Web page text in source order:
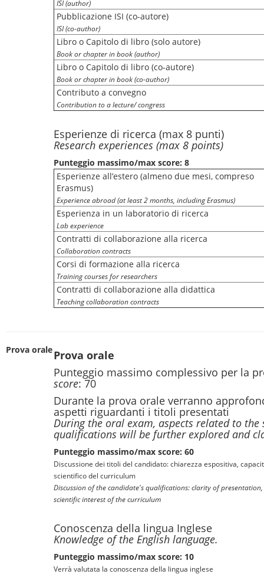
ISI (author)
Pubblicazione ISI (co-autore)
ISI (co-author)
Libro o Capitolo di libro (solo autore)
Book or chapter in book (author)
Libro o Capitolo di libro (co-autore)
Book or chapter in book (co-author)
Contributo a convegno
Contribution to a lecture/ congress
Esperienze di ricerca (max 8 punti)
Research experiences (max 8 points)
Punteggio massimo/max score: 8
Esperienze all’estero (almeno due mesi, compreso
Erasmus)
Experience abroad (at least 2 months, including Erasmus)
Esperienza in un laboratorio di ricerca
Lab experience
Contratti di collaborazione alla ricerca
Collaboration contracts
Corsi di formazione alla ricerca
Training courses for researchers
Contratti di collaborazione alla didattica
Teaching collaboration contracts
Prova oraleProva orale
Punteggio massimo complessivo per la
score: 70
Durante la prova orale verranno
aspetti riguardanti i titoli presentati
During the oral exam, aspects related to the
qualifications will be further explored and
Punteggio massimo/max score: 60
Discussione dei titoli del candidato: chiarezza espositiva,
scientifico del curriculum
Discussion of the candidate's qualifications: clarity of
scientific interest of the curriculum
Conoscenza della lingua Inglese
Knowledge of the English language.
Punteggio massimo/max score: 10
Verrà valutata la conoscenza della lingua inglese